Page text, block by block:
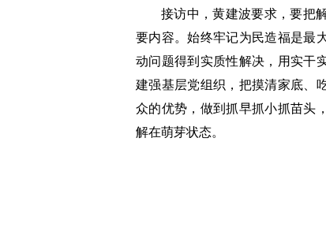
接访中，黄建波要求，要把
要内容。始终牢记为民造福是最
动问题得到实质性解决，用实干
建强基层党组织，把摸清家底、
众的优势，做到抓早抓小抓苗头
解在萌芽状态。